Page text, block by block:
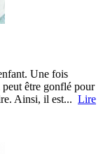
Une fois
peut être gonflé pour
Ainsi, il est... Lire